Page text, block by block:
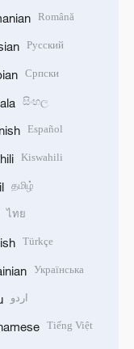
Română
Русский
Српски
සිංහල
Español
Kiswahili
தமிழ்
ไทย
Türkçe
Українська
اردو
Tiếng Việt